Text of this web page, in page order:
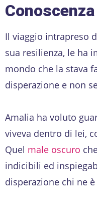
Il viaggio intrapreso
sua resilienza, le ha
mondo che la stava
disperazione e non
Amalia ha voluto
viveva dentro di lei,
Quel male oscuro
indicibili ed
disperazione chi ne